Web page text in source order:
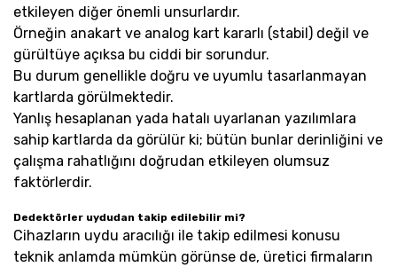
etkileyen diğer önemli unsurlardır.
Örneğin anakart ve analog kart kararlı (stabil) değil ve
gürültüye açıksa bu ciddi bir sorundur.
Bu durum genellikle doğru ve uyumlu tasarlanmayan
kartlarda görülmektedir.
Yanlış hesaplanan yada hatalı uyarlanan yazılımlara
sahip kartlarda da görülür ki; bütün bunlar derinliğini ve
çalışma rahatlığını doğrudan etkileyen olumsuz
faktörlerdir.
Dedektörler uydudan takip edilebilir mi?
Cihazların uydu aracılığı ile takip edilmesi konusu
teknik anlamda mümkün görünse de, üretici firmaların